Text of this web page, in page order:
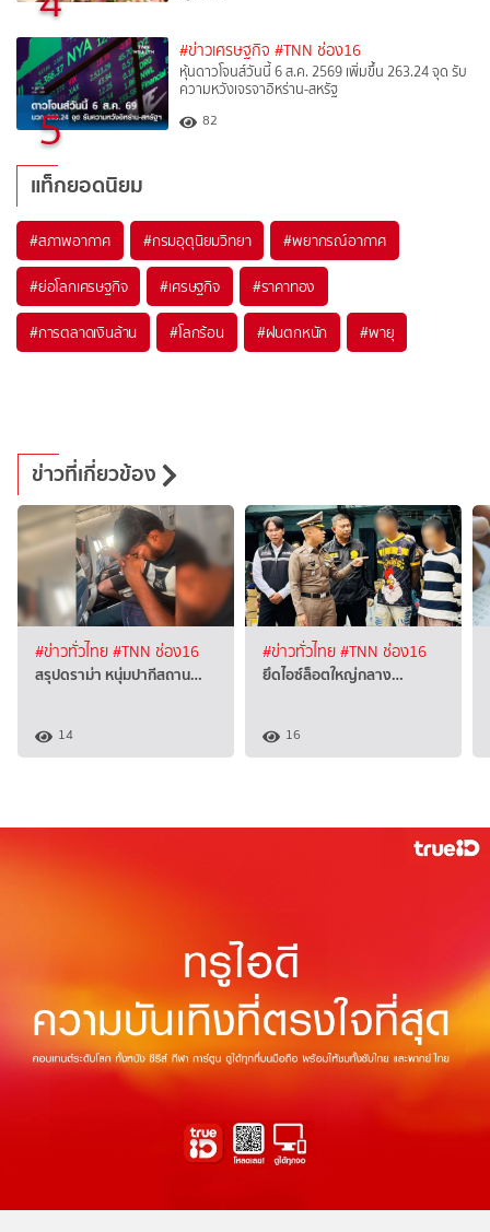
5
#ข่าวเศรษฐกิจ #TNN ช่อง16
หุ้นดาวโจนส์วันนี้ 6 ส.ค. 2569 เพิ่มขึ้น 263.24 จุด รับ
ความหวังเจรจาอิหร่าน-สหรัฐ
82
แท็กยอดนิยม
#สภาพอากาศ #กรมอุตุนิยมวิทยา #พยากรณ์อากาศ
#ย่อโลกเศรษฐกิจ #เศรษฐกิจ #ราคาทอง
#การตลาดเงินล้าน #โลกร้อน #ฝนตกหนัก #พายุ
ข่าวที่เกี่ยวข้อง
#ข่าวทั่วไทย#TNN ช่อง16
สรุปดราม่า หนุ่มปากีสถาน…
14
#ข่าวทั่วไทย#TNN ช่อง16
ยึดไอซ์ล็อตใหญ่กลาง…
16